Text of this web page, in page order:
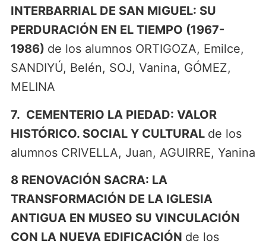
INTERBARRIAL DE SAN MIGUEL: SU
PERDURACIÓN EN EL TIEMPO (1967-
1986) de los alumnos ORTIGOZA, Emilce,
SANDIYÚ, Belén, SOJ, Vanina, GÓMEZ,
MELINA
7. CEMENTERIO LA PIEDAD: VALOR
HISTÓRICO. SOCIAL Y CULTURAL de los
alumnos CRIVELLA, Juan, AGUIRRE, Yanina
8 RENOVACIÓN SACRA: LA
TRANSFORMACIÓN DE LA IGLESIA
ANTIGUA EN MUSEO SU VINCULACIÓN
CON LA NUEVA EDIFICACIÓN de los